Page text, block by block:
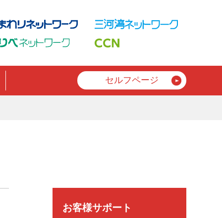
セルフページ
お客様サポート